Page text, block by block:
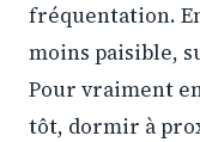
fréquentation.
moins paisible,
Pour vraiment
tôt, dormir à